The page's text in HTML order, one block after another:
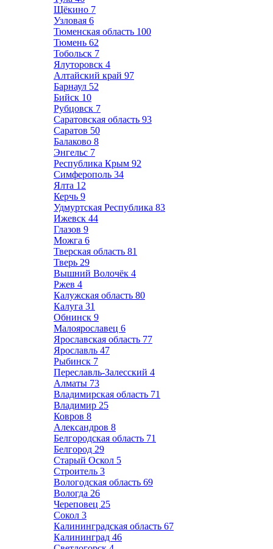
Щёкино 7
Узловая 6
Тюменская область 100
Тюмень 62
Тобольск 7
Ялуторовск 4
Алтайский край 97
Барнаул 52
Бийск 10
Рубцовск 7
Саратовская область 93
Саратов 50
Балаково 8
Энгельс 7
Республика Крым 92
Симферополь 34
Ялта 12
Керчь 9
Удмуртская Республика 83
Ижевск 44
Глазов 9
Можга 6
Тверская область 81
Тверь 29
Вышний Волочёк 4
Ржев 4
Калужская область 80
Калуга 31
Обнинск 9
Малоярославец 6
Ярославская область 77
Ярославль 47
Рыбинск 7
Переславль-Залесский 4
Алматы 73
Владимирская область 71
Владимир 25
Ковров 8
Александров 8
Белгородская область 71
Белгород 29
Старый Оскол 5
Строитель 3
Вологодская область 69
Вологда 26
Череповец 25
Сокол 3
Калининградская область 67
Калининград 46